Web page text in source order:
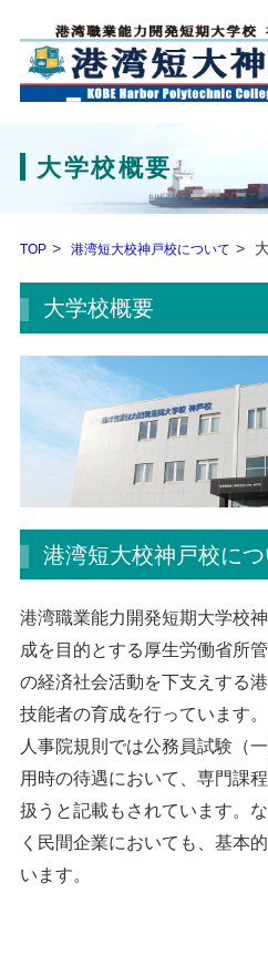
大学校概要
TOP 港湾短大校神戸校について
大学校概要
港湾短大校神戸校につ
港湾職業能力開発短期大学校
成を目的とする厚生労働省所
の経済社会活動を下支えする
技能者の育成を行っています。
人事院規則では公務員試験（
用時の待遇において、専門課
扱うと記載もされています。
く民間企業においても、基本
います。